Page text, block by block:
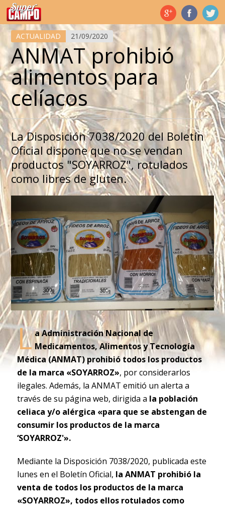
Temas de hoy
ACTUALIDAD 21/09/2020
ANMAT prohibió
alimentos para
celíacos
La Disposición 7038/2020 del Boletín
Oficial dispone que no se vendan
productos "SOYARROZ", rotulados
como libres de gluten.
L a Administración Nacional de
Medicamentos, Alimentos y Tecnología
Médica (ANMAT) prohibió todos los productos
de la marca «SOYARROZ», por considerarlos
ilegales. Además, la ANMAT emitió un alerta a
través de su página web, dirigida a la población
celiaca y/o alérgica «para que se abstengan de
consumir los productos de la marca
‘SOYARROZ'».
Mediante la Disposición 7038/2020, publicada este
lunes en el Boletín Oficial, la ANMAT prohibió la
venta de todos los productos de la marca
«SOYARROZ», todos ellos rotulados como